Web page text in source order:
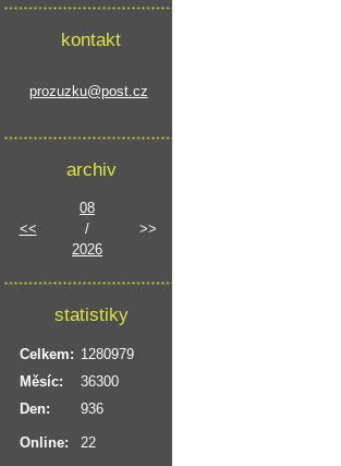
kontakt
prozuzku@post.cz
archiv
<<
08
/
2026
>>
statistiky
Online: 22
Celkem: 1280979
Měsíc:
36300
Den:
936